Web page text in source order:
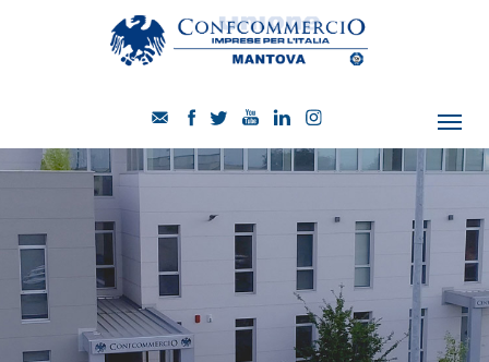
CHI SIAMO
SERVIZI
CATEGORIE
DELEGAZIONI